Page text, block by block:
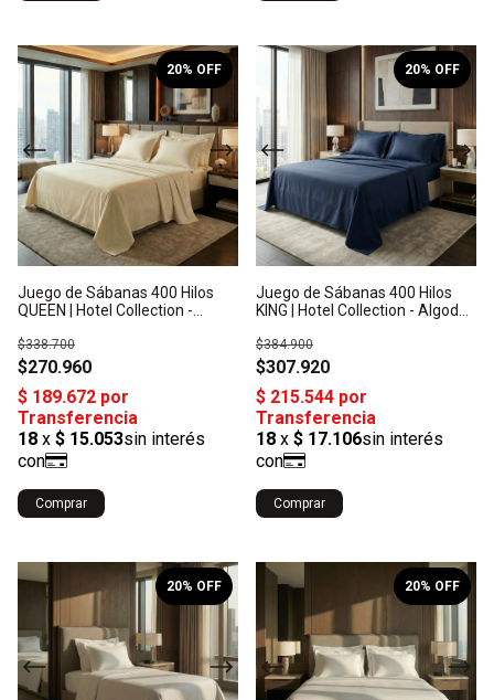
/10
Juego de Sábanas 400 Hilos
QUEEN | Hotel Collection -
$270.960
$338.700
20% OFF
Comprar
/10
Juego de Sábanas 400 Hilos
KING | Hotel Collection - Algodón
$307.920
$384.900
20% OFF
Comprar
/10
20% OFF /10
20% OFF